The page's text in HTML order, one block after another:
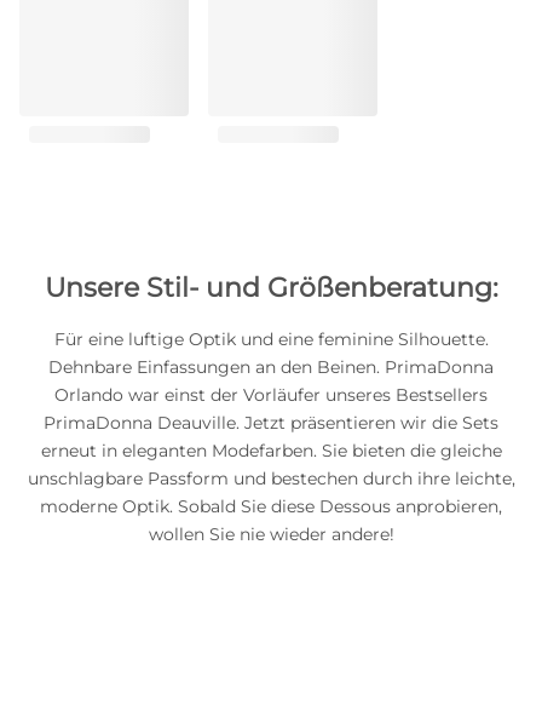
Unsere Stil- und Größenberatung:
Für eine luftige Optik und eine feminine Silhouette.
Dehnbare Einfassungen an den Beinen. PrimaDonna
Orlando war einst der Vorläufer unseres Bestsellers
PrimaDonna Deauville. Jetzt präsentieren wir die Sets
erneut in eleganten Modefarben. Sie bieten die gleiche
unschlagbare Passform und bestechen durch ihre leichte,
moderne Optik. Sobald Sie diese Dessous anprobieren,
wollen Sie nie wieder andere!